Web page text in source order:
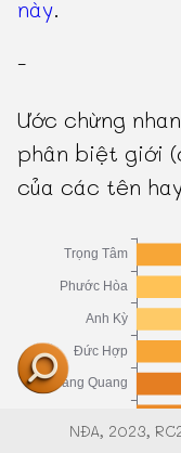
này.
-
Ước chừng
phân biệt giới
của các tên
NĐA, 2023,